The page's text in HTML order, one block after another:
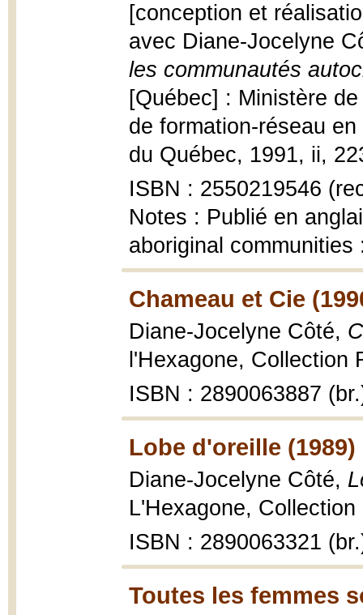
[conception et
avec Diane-Jocelyne
les communautés
[Québec] : Ministère
de formation-réseau
du Québec, 1991, ii,
ISBN : 2550219546
Notes : Publié en
aboriginal
Chameau et Cie
Diane-Jocelyne Côté,
l'Hexagone, Collection
ISBN : 2890063887
Lobe d'oreille (1989)
Diane-Jocelyne Côté,
L'Hexagone,
ISBN : 2890063321
Toutes les femmes